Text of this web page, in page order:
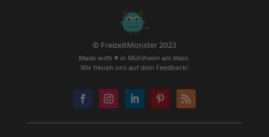
© FreizeitMonster 2023
Made with ♥ in Mühlheim am Main.
Wir freuen uns auf dein Feedback!